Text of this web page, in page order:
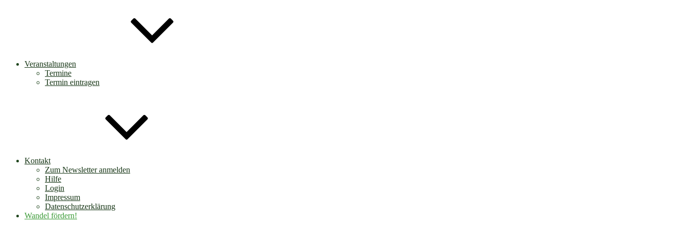
Veranstaltungen
Termine
Termin eintragen
Kontakt
Zum Newsletter anmelden
Hilfe
Login
Impressum
Datenschutzerklärung
Wandel fördern!